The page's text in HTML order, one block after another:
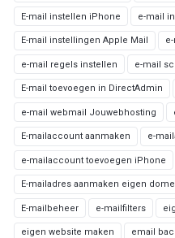
E-mail instellen iPhone e-mail
E-mail instellingen Apple Mail
e-mail regels instellen e-mail
E-mail toevoegen in DirectAdmin
e-mail webmail Jouwebhosting
E-mailaccount aanmaken e-
e-mailaccount toevoegen iPhone
E-mailadres aanmaken eigen
E-mailbeheer e-mailfilters
eigen website maken email